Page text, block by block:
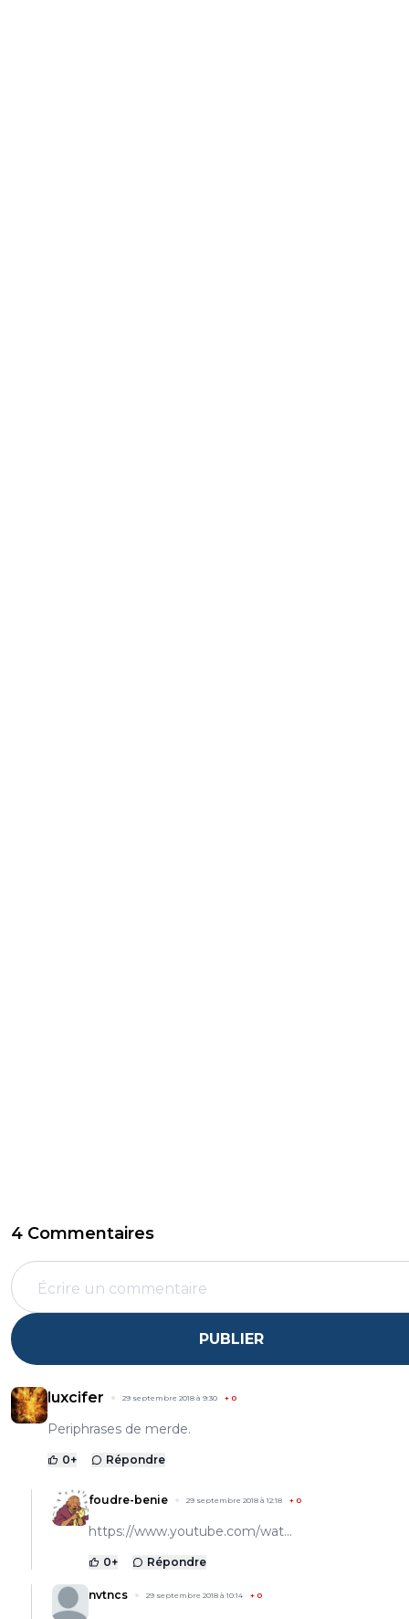
4 Commentaires
PUBLIER
luxcifer 29 septembre 2018 à 9:30 + 0
Periphrases de merde.
0+ Répondre
foudre-benie 29 septembre 2018 à 12:18 + 0
https://www.youtube.com/wat...
0+ Répondre
nvtncs 29 septembre 2018 à 10:14 + 0